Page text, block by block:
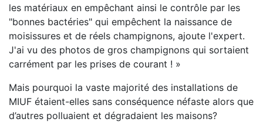
les matériaux en empêchant ainsi le contrôle par les
"bonnes bactéries" qui empêchent la naissance de
moisissures et de réels champignons, ajoute l'expert.
J'ai vu des photos de gros champignons qui sortaient
carrément par les prises de courant ! »
Mais pourquoi la vaste majorité des installations de
MIUF étaient-elles sans conséquence néfaste alors que
d’autres polluaient et dégradaient les maisons?